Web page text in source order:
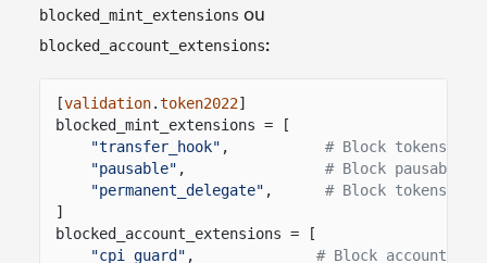
blocked_mint_extensions ou
blocked_account_extensions:
[validation.token2022]
blocked_mint_extensions = [
"transfer_hook" ,
# Block tokens
"pausable" ,
# Block pausable
"permanent_delegate" ,
# Block tokens
]
blocked_account_extensions = [
"cpi_guard" ,
# Block accounts